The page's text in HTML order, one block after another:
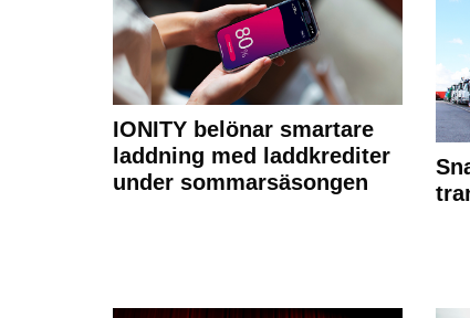
IONITY belönar smartare
laddning med laddkrediter
under sommarsäsongen